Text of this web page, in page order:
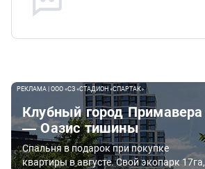
РЕКЛАМА | ООО «СЗ «СТАДИОН «СПАРТАК»
Клубный город Примавера
— Оазис тишины
Спальня в подарок при покупке
квартиры в августе. Свой экопарк 17га,